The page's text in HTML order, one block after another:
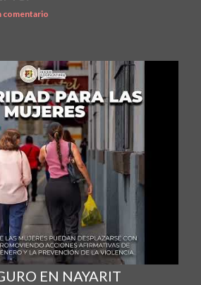
comentario
EN NAYARIT